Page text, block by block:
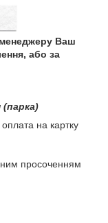
менеджеру Ваш
або за
на картку
просоченням